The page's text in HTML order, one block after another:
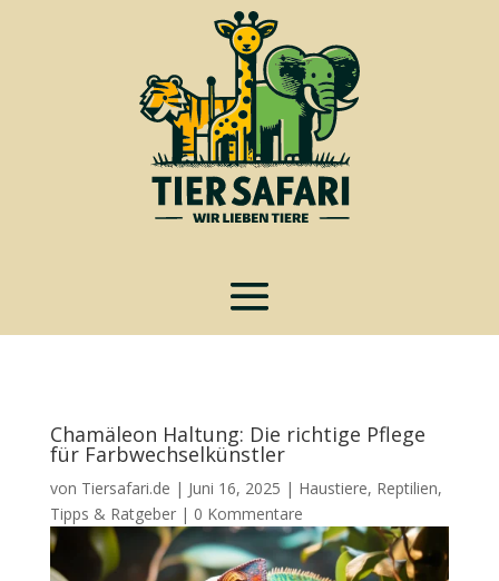
Chamäleon Haltung: Die richtige Pflege
für Farbwechselkünstler
von Tiersafari.de | Juni 16, 2025 | Haustiere, Reptilien,
Tipps & Ratgeber| 0 Kommentare